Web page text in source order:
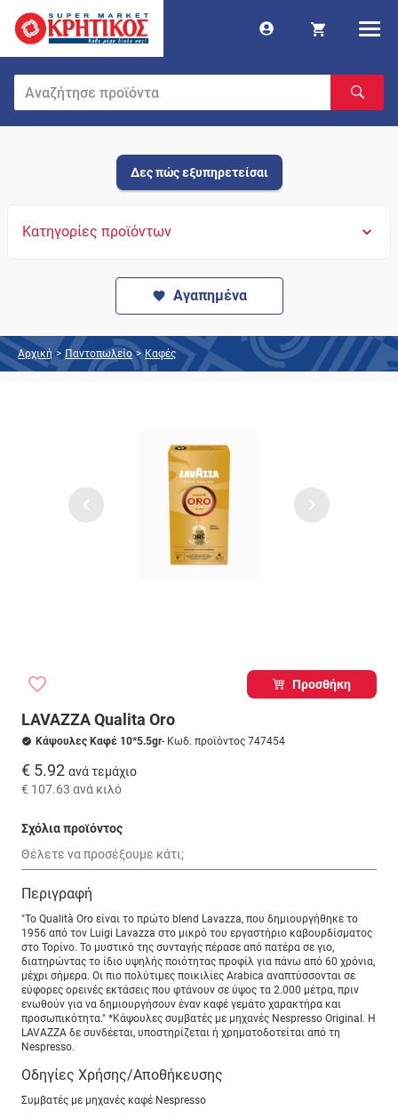
Δες πώς εξυπηρετείσαι
Κατηγορίες προϊόντων
Αγαπημένα
Αρχική > Παντοπωλείο > Καφές
Προσθήκη
LAVAZZA Qualita Oro
Κάψουλες Καφέ 10*5.5gr- Κωδ. προϊόντος 747454
€ 5.92 ανά τεμάχιο
€ 107.63 ανά κιλό
Σχόλια προϊόντος
Περιγραφή
"Το Qualità Oro είναι το πρώτο blend Lavazza, που δημιουργήθηκε το
1956 από τον Luigi Lavazza στο μικρό του εργαστήριο καβουρδίσματος
στο Τορίνο. Το μυστικό της συνταγής πέρασε από πατέρα σε γιο,
διατηρώντας το ίδιο υψηλής ποιότητας προφίλ για πάνω από 60 χρόνια,
μέχρι σήμερα. Οι πιο πολύτιμες ποικιλίες Arabica αναπτύσσονται σε
εύφορες ορεινές εκτάσεις που φτάνουν σε ύψος τα 2.000 μέτρα, πριν
ενωθούν για να δημιουργήσουν έναν καφέ γεμάτο χαρακτήρα και
προσωπικότητα." *Κάψουλες συμβατές με μηχανές Nespresso Original. H
LAVAZZA δε συνδέεται, υποστηρίζεται ή χρηματοδοτείται από τη
Nespresso.
Οδηγίες Χρήσης/Αποθήκευσης
Συμβατές με μηχανές καφέ Nespresso